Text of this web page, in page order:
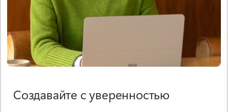
Создавайте с уверенностью